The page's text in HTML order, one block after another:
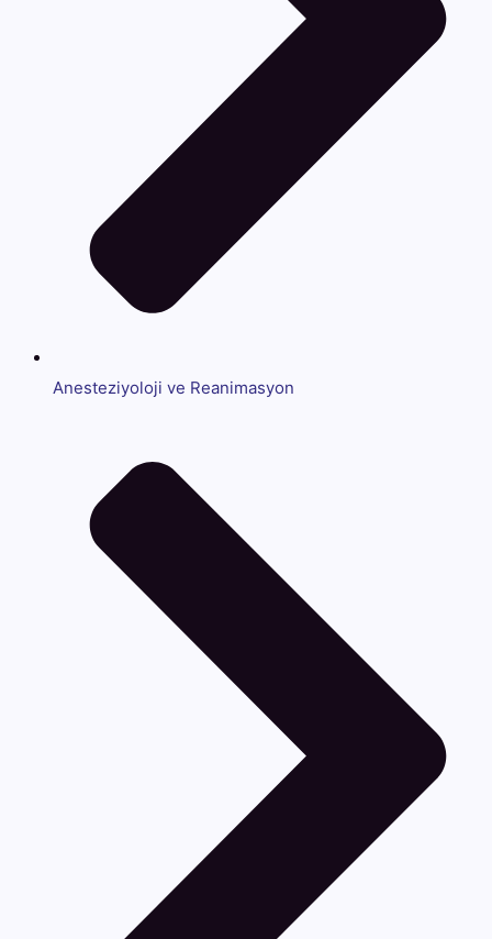
Anesteziyoloji ve Reanimasyon